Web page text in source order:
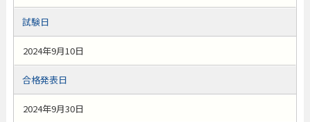
試験日
2024年9月10日
合格発表日
2024年9月30日